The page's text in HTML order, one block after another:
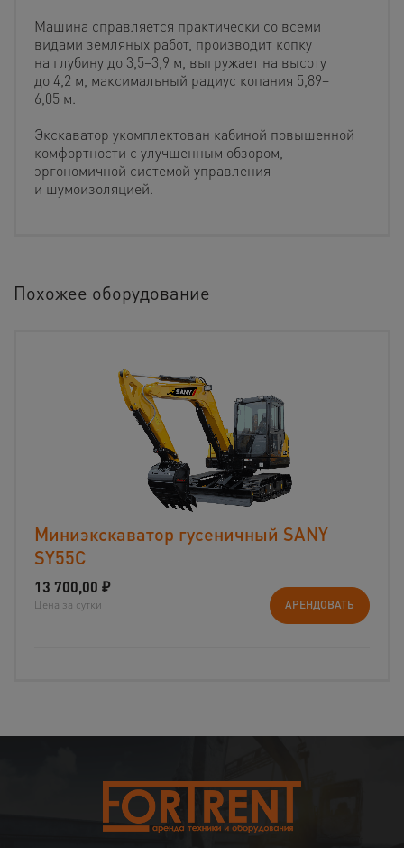
Машина справляется практически со всеми
видами земляных работ, производит копку
на глубину до 3,5–3,9 м, выгружает на высоту
до 4,2 м, максимальный радиус копания 5,89–
6,05 м.
Экскаватор укомплектован кабиной повышенной
комфортности с улучшенным обзором,
эргономичной системой управления
и шумоизоляцией.
Похожее оборудование
Миниэкскаватор гусеничный SANY
SY55C
13 700,00 ₽
Цена за сутки АРЕНДОВАТЬ